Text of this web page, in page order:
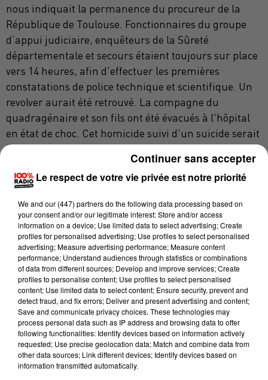
nous indiquait la permanence du procureur de la
République de Toulouse. Fonctionnaires du groupe
d’appui judiciaire, enquêteurs de la Sûreté
départementale et secours étaient toujours sur place
vers 14 heures, afin d'effectuer les premières
constatations de police technique et scientifique. Un
revolver aurait été retrouvé. La compagne du
quadragénaire et son fils ont été évacués à l'hôpital
en état de choc. Cet homicide suivi d'un suicide serait
intervenu sur fond de séparation au sein du couple.
Le procureur de la République donnait des précisions
en fin de journée
Le procureur de la République de Toulouse, Samuel
Vuelta-Simon, confirmait nos informations dans un
communiqué vendredi soir précisant que lors de
l'agression sur sa fille, la femme "aurait sauté par la
fenêtre du premier étage avec son fils de 17 ans pour
fuir".Les policiers de la Bac"entendaient une détonation
au moment de pénétrer sur les lieux".Et découvraient
un homme décédé"d'un tir dans la bouche" et la jeune
fille scolarisée au lycée Toulouse-Lautrec grièvement
mais encore en vie, pourtant "elle devait décéder des
suites de ses blessures."L'homme qui s'est donné la
Le respect de votre vie privée est notre priorité
We and our (447) partnersdo the following data processing based on
your consent and/or our legitimate interest: Store and/or access
information on a device; Use limited data to select advertising; Create
profiles for personalised advertising; Use profiles to select personalised
advertising; Measure advertising performance; Measure content
performance; Understand audiences through statistics or combinations
of data from different sources; Develop and improve services; Create
profiles to personalise content; Use profiles to select personalised
content; Use limited data to select content; Ensure security, prevent and
detect fraud, and fix errors; Deliver and present advertising and content;
Save and communicate privacy choices. These technologies may
process personal data such as IP address and browsing data to offer
following functionalities: Identify devices based on information actively
requested; Use precise geolocation data; Match and combine data from
other data sources; Link different devices; Identify devices based on
information transmitted automatically.
Continuer sans accepter